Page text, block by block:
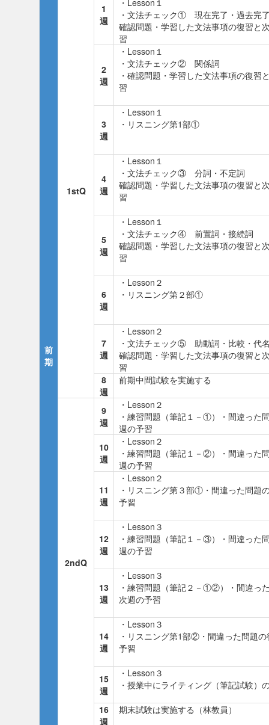
前
期
1stQ
1
週
・Lesson１
・文法チェック① 現在完了・過去完
確認問題・学習した文法事項の復習と
習
2
週
・Lesson１
・文法チェック② 関係詞
・確認問題・学習した文法事項の復習
習
3
週
・Lesson１
・リスニング第1部①
4
週
・Lesson１
・文法チェック③ 分詞・不定詞
確認問題・学習した文法事項の復習と
習
5
週
・Lesson１
・文法チェック④ 前置詞・接続詞
確認問題・学習した文法事項の復習と
習
6
週
・Lesson２
・リスニング第２部①
7
週
・Lesson２
・文法チェック⑤ 助動詞・比較・代
確認問題・学習した文法事項の復習と
習
8
週
前期中間試験を実施する
2ndQ
9
週
・Lesson２
・練習問題（筆記１－①）・間違った
週の予習
10
週
・Lesson２
・練習問題（筆記１－②）・間違った
週の予習
11
週
・Lesson２
・リスニング第３部①・間違った問題
予習
12
週
・Lesson３
・練習問題（筆記１－③）・間違った
週の予習
13
週
・Lesson３
・練習問題（筆記２－①②）・間違っ
次週の予習
14
週
・Lesson３
・リスニング第1部②・間違った問題
予習
15
週
・Lesson３
・授業中にライティング（筆記試験）
16
週
期末試験は実施する（林教員）